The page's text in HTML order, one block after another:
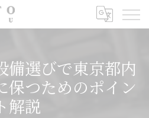
備選びで東京都内
保つためのポイン
解説